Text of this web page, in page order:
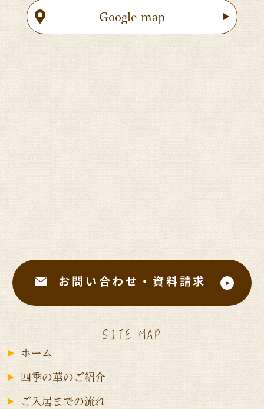
Google map
お問い合わせ・資料請求
SITE MAP
ホーム
四季の華のご紹介
ご入居までの流れ